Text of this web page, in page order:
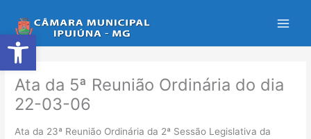
Abrir a barra de ferramentas
para
o
conteúdo
Ata da 5ª Reunião Ordinária do dia
22-03-06
Ata da 23ª Reunião Ordinária da 2ª Sessão Legislativa da